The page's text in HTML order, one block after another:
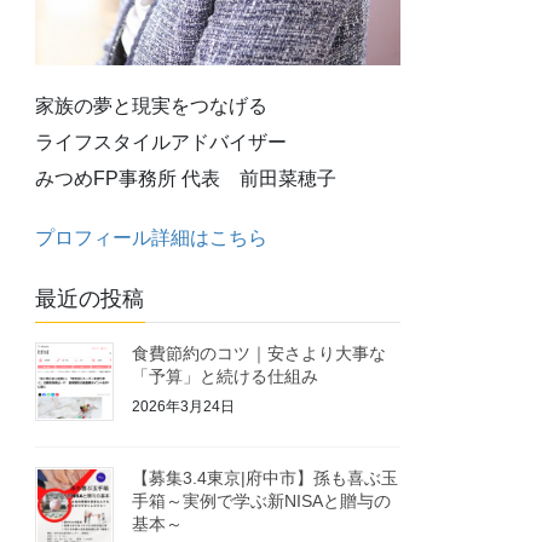
家族の夢と現実をつなげる
ライフスタイルアドバイザー
みつめFP事務所 代表 前田菜穂子
プロフィール詳細はこちら
最近の投稿
食費節約のコツ｜安さより大事な
「予算」と続ける仕組み
2026年3月24日
【募集3.4東京|府中市】孫も喜ぶ玉
手箱～実例で学ぶ新NISAと贈与の
基本～